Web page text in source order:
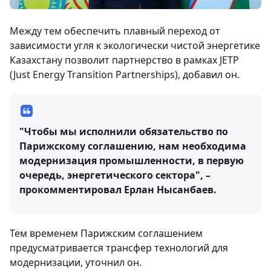
Между тем обеспечить плавный переход от
зависимости угля к экологически чистой энергетике
Казахстану позволит партнерство в рамках JETP
(Just Energy Transition Partnerships), добавил он.
"Чтобы мы исполнили обязательство по
Парижскому соглашению, нам необходима
модернизация промышленности, в первую
очередь, энергетического сектора", –
прокомментировал Ерлан Нысанбаев.
Тем временем Парижским соглашением
предусматривается трансфер технологий для
модернизации, уточнил он.